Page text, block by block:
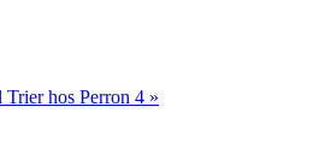
hos Perron 4 »